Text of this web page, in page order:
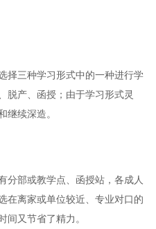
择三种学习形式中的一种进行学
脱产、函授；由于学习形式灵
继续深造。
分部或教学点、函授站，各成人
在离家或单位较近、专业对口的
间又节省了精力。